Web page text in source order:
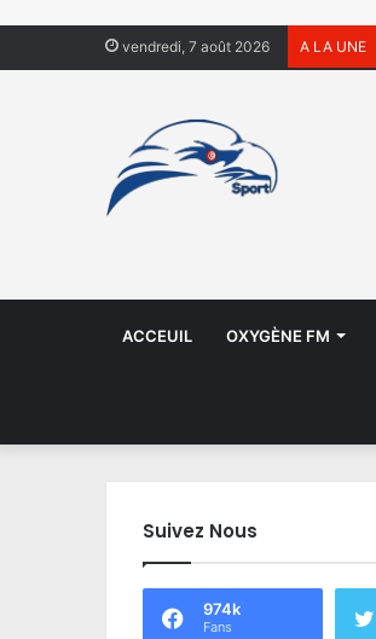
vendredi, 7 août 2026 A LA UNE
ACCEUIL OXYGÈNE FM
Suivez Nous
974k
Fans